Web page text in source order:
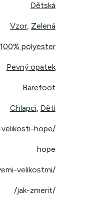
Dětská
Vzor, Zelená
polyester
Pevný opatek
Barefoot
Chlapci, Děti
hope/
hope
velikostmi/
/jak-zmerit/